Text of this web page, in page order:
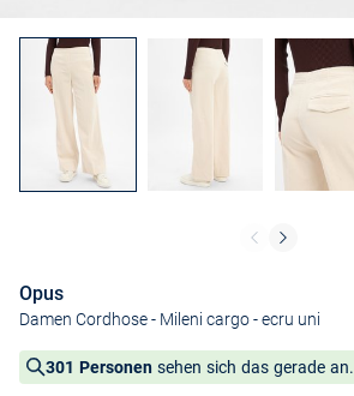
Opus
Damen Cordhose - Mileni cargo- ecru uni
301 Personen sehen sich das gerade an.